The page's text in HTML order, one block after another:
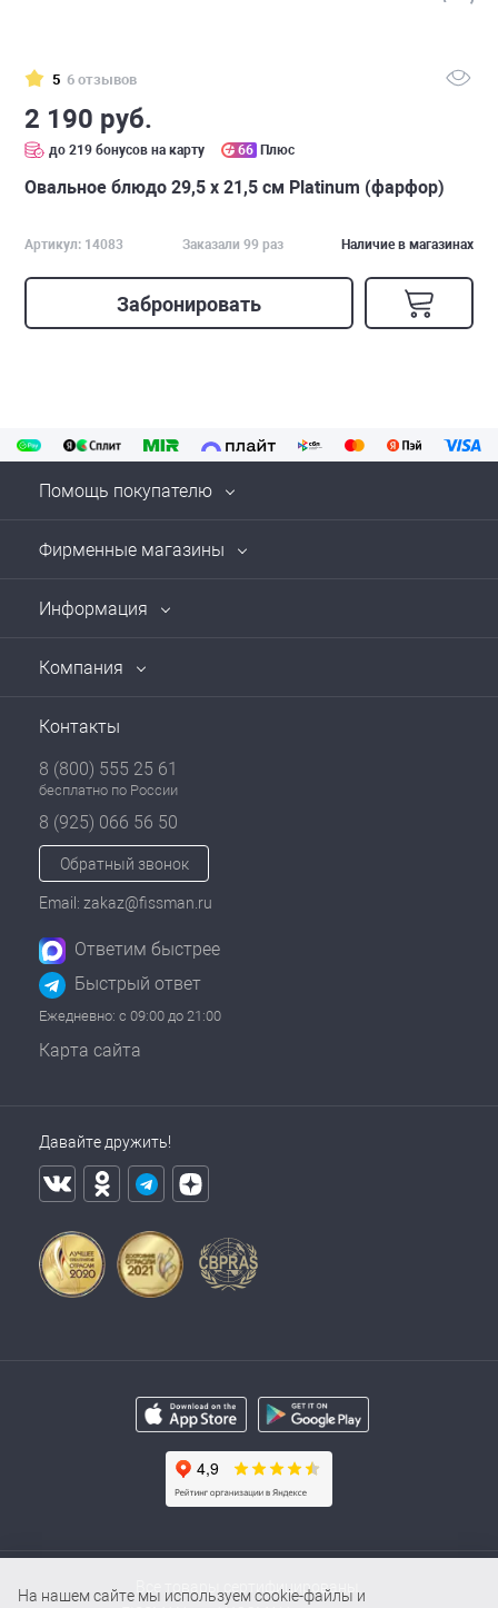
5 6 отзывов
2 190 руб.
до 219 бонусов на карту 66 Плюс
Овальное блюдо 29,5 х 21,5 см Platinum (фарфор)
Артикул: 14083 Заказали 99 раз Наличие в магазинах
Забронировать
Помощь покупателю
Фирменные магазины
Информация
Компания
Контакты
8 (800) 555 25 61
бесплатно по России
8 (925) 066 56 50
Обратный звонок
Email: zakaz@fissman.ru
Ответим быстрее
Быстрый ответ
Ежедневно: с 09:00 до 21:00
Карта сайта
Давайте дружить!
Все товары сертифицированы.
На нашем сайте мы используем cookie-файлы и